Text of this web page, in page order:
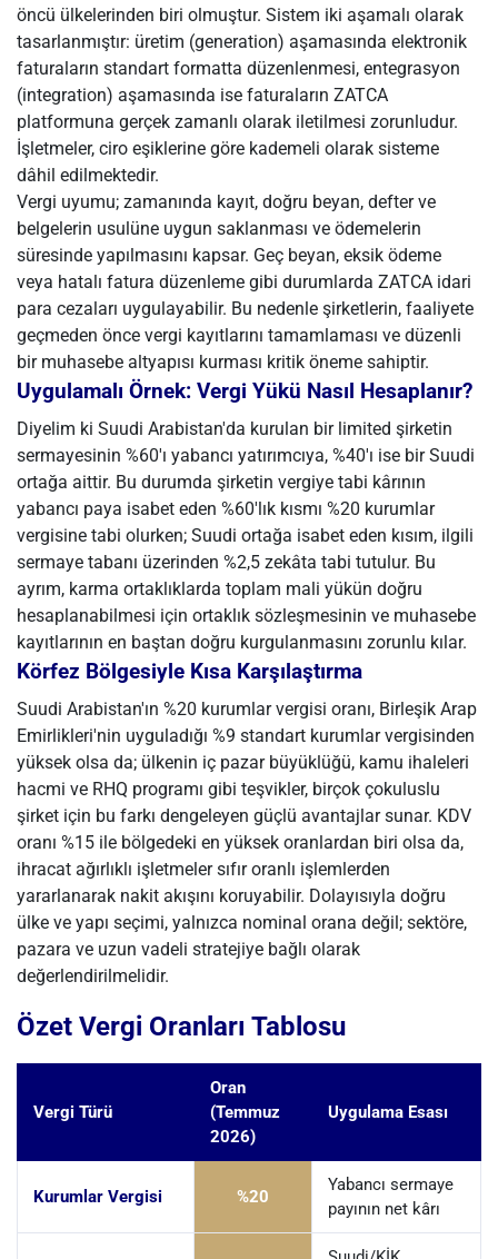
öncü ülkelerinden biri olmuştur. Sistem iki aşamalı olarak
tasarlanmıştır: üretim (generation) aşamasında elektronik
faturaların standart formatta düzenlenmesi, entegrasyon
(integration) aşamasında ise faturaların ZATCA
platformuna gerçek zamanlı olarak iletilmesi zorunludur.
İşletmeler, ciro eşiklerine göre kademeli olarak sisteme
dâhil edilmektedir.
Vergi uyumu; zamanında kayıt, doğru beyan, defter ve
belgelerin usulüne uygun saklanması ve ödemelerin
süresinde yapılmasını kapsar. Geç beyan, eksik ödeme
veya hatalı fatura düzenleme gibi durumlarda ZATCA idari
para cezaları uygulayabilir. Bu nedenle şirketlerin, faaliyete
geçmeden önce vergi kayıtlarını tamamlaması ve düzenli
bir muhasebe altyapısı kurması kritik öneme sahiptir.
Uygulamalı Örnek: Vergi Yükü Nasıl Hesaplanır?
Diyelim ki Suudi Arabistan'da kurulan bir limited şirketin
sermayesinin %60'ı yabancı yatırımcıya, %40'ı ise bir Suudi
ortağa aittir. Bu durumda şirketin vergiye tabi kârının
yabancı paya isabet eden %60'lık kısmı %20 kurumlar
vergisine tabi olurken; Suudi ortağa isabet eden kısım, ilgili
sermaye tabanı üzerinden %2,5 zekâta tabi tutulur. Bu
ayrım, karma ortaklıklarda toplam mali yükün doğru
hesaplanabilmesi için ortaklık sözleşmesinin ve muhasebe
kayıtlarının en baştan doğru kurgulanmasını zorunlu kılar.
Körfez Bölgesiyle Kısa Karşılaştırma
Suudi Arabistan'ın %20 kurumlar vergisi oranı, Birleşik Arap
Emirlikleri'nin uyguladığı %9 standart kurumlar vergisinden
yüksek olsa da; ülkenin iç pazar büyüklüğü, kamu ihaleleri
hacmi ve RHQ programı gibi teşvikler, birçok çokuluslu
şirket için bu farkı dengeleyen güçlü avantajlar sunar. KDV
oranı %15 ile bölgedeki en yüksek oranlardan biri olsa da,
ihracat ağırlıklı işletmeler sıfır oranlı işlemlerden
yararlanarak nakit akışını koruyabilir. Dolayısıyla doğru
ülke ve yapı seçimi, yalnızca nominal orana değil; sektöre,
pazara ve uzun vadeli stratejiye bağlı olarak
değerlendirilmelidir.
Özet Vergi Oranları Tablosu
Vergi Türü
Oran
(Temmuz
2026)
Uygulama Esası
Kurumlar Vergisi %20
Yabancı sermaye
payının net kârı